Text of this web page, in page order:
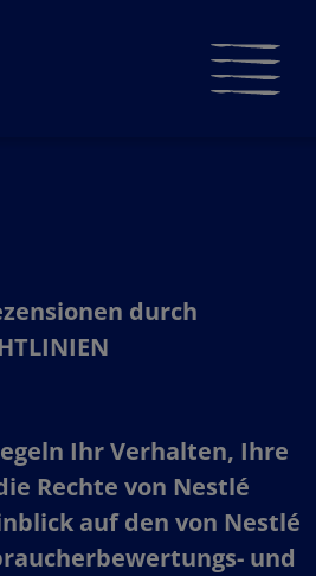
Main
≡
durch
Ihr Verhalten, Ihre
Rechte von Nestlé
auf den von Nestlé
und